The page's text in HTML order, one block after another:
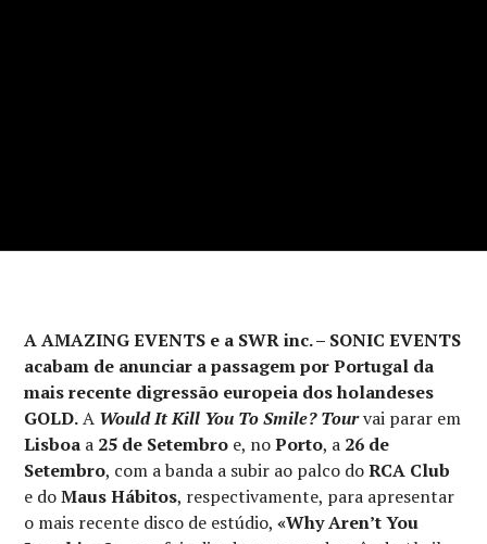
A AMAZING EVENTS e a SWR inc. – SONIC EVENTS
acabam de anunciar a passagem por Portugal da
mais recente digressão europeia dos holandeses
GOLD.A Would It Kill You To Smile? Tourvai parar em
Lisboa a 25 de Setembro e, noPorto, a 26 de
Setembro, com a banda a subir ao palco doRCA Club
e doMaus Hábitos, respectivamente, para apresentar
o mais recente disco de estúdio,«Why Aren’t You